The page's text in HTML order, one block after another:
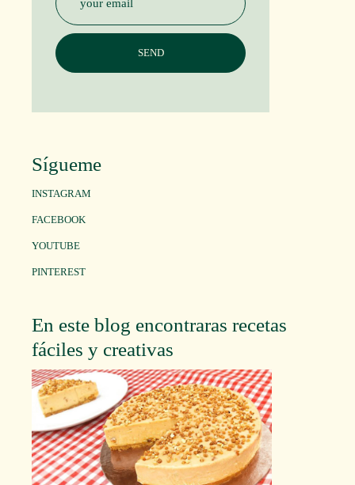
Sígueme
INSTAGRAM
FACEBOOK
YOUTUBE
PINTEREST
En este blog encontraras recetas
fáciles y creativas